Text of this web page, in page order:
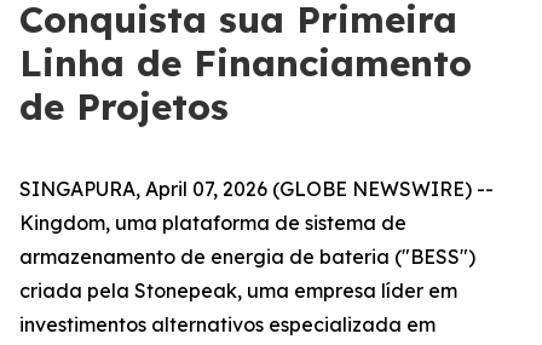
Conquista sua Primeira
Linha de Financiamento
de Projetos
SINGAPURA, April 07, 2026 (GLOBE NEWSWIRE) --
Kingdom, uma plataforma de sistema de
armazenamento de energia de bateria ("BESS")
criada pela Stonepeak, uma empresa líder em
investimentos alternativos especializada em